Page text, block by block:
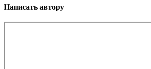
Написать автору